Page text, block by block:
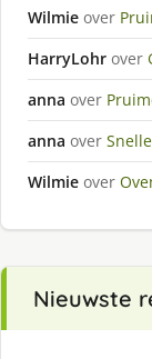
Wilmie over
HarryLohr over
anna over
anna over
Wilmie over
Nieuwste